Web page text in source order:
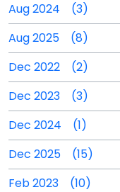
Aug 2024 (3)
Aug 2025 (8)
Dec 2022 (2)
Dec 2023 (3)
Dec 2024 (1)
Dec 2025 (15)
Feb 2023 (10)